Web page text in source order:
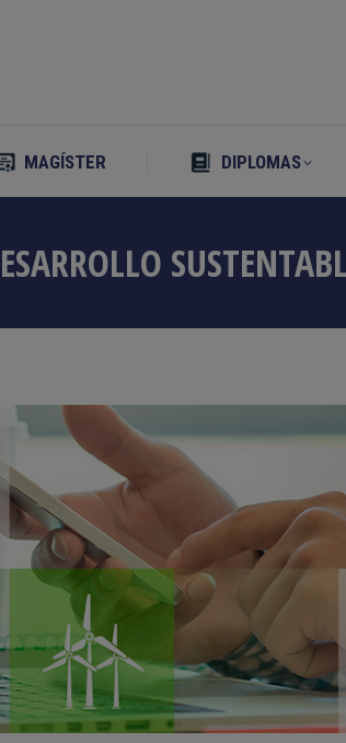
MAGÍSTER DIPLOMAS